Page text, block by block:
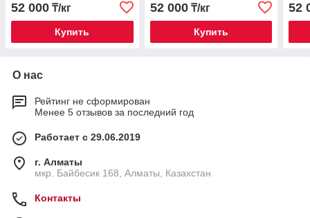
52 000 ₸/кг
Купить
52 000₸/кг
Купить
52
О нас
Рейтинг не сформирован
Менее 5 отзывов за последний год
Работает с 29.06.2019
г. Алматы
мкр. Байбесик 168, Алматы, Казахстан
Контакты